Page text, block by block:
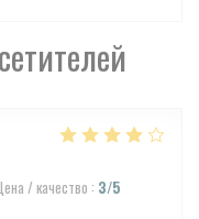
/ качество : 3/5